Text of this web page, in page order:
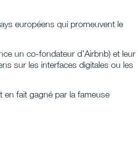
européens qui promeuvent le
un co-fondateur d’Airbnb) et leur
sur les interfaces digitales ou les
en fait gagné par la fameuse